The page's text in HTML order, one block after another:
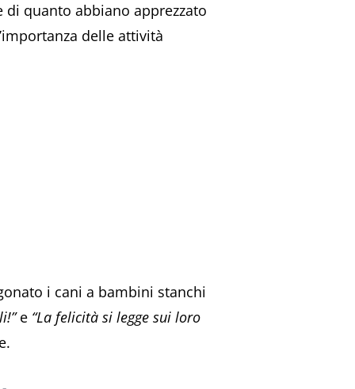
quanto abbiano apprezzato
delle attività
i cani a bambini stanchi
e “La felicità si legge sui loro